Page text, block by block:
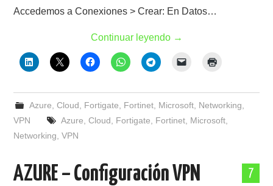
Accedemos a Conexiones > Crear: En Datos…
Continuar leyendo →
Azure Cloud Fortigate Fortinet, Microsoft, Networking
VPN
Azure Cloud Fortigate Fortinet, Microsoft,
Networking ,VPN
7
AZURE – Configuración VPN